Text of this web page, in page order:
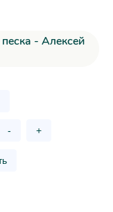
- Алексей
- +